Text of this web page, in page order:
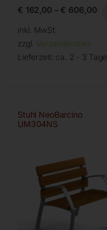
€ 162,00 – € 606,00
inkl. MwSt.
zzgl. Versandkosten
Lieferzeit: ca. 2 - 3 Tage
Stuhl NeoBarcino
UM304NS